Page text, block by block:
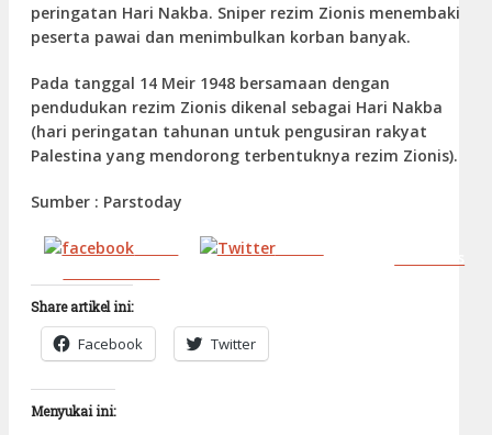
peringatan Hari Nakba. Sniper rezim Zionis menembaki
peserta pawai dan menimbulkan korban banyak.
Pada tanggal 14 Meir 1948 bersamaan dengan
pendudukan rezim Zionis dikenal sebagai Hari Nakba
(hari peringatan tahunan untuk pengusiran rakyat
Palestina yang mendorong terbentuknya rezim Zionis).
Sumber : Parstoday
Tweet
Share artikel ini:
Facebook Twitter
Menyukai ini: